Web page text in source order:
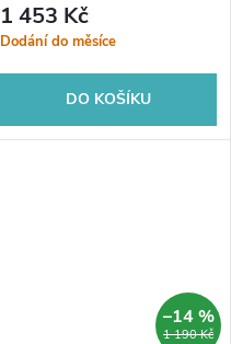
1 453 Kč
Dodání do měsíce
DO KOŠÍKU
1 190 Kč
–14 %